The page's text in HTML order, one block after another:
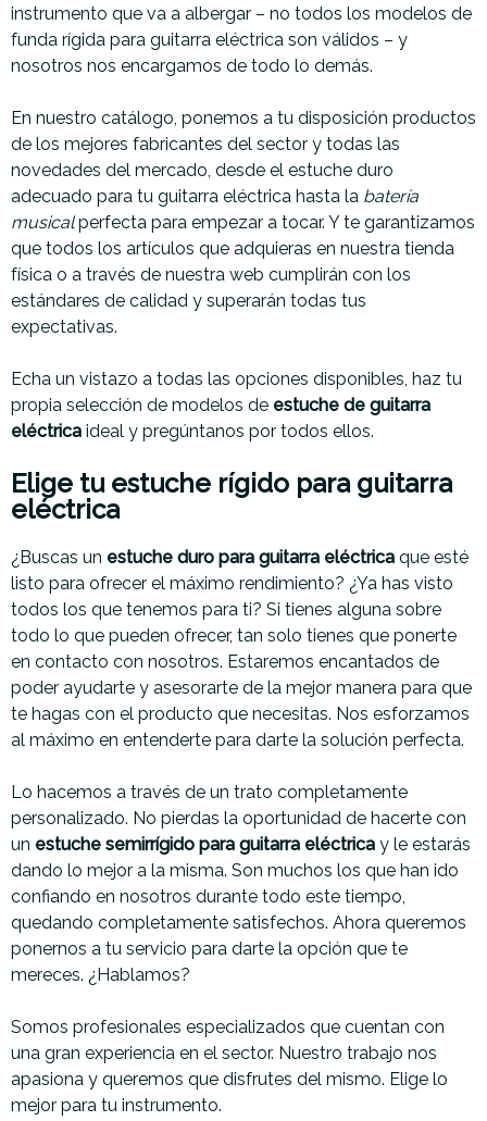
instrumento que va a albergar – no todos los modelos de
funda rígida para guitarra eléctrica son válidos – y
nosotros nos encargamos de todo lo demás.
En nuestro catálogo, ponemos a tu disposición productos
de los mejores fabricantes del sector y todas las
novedades del mercado, desde el estuche duro
adecuado para tu guitarra eléctrica hasta la batería
musicalperfecta para empezar a tocar. Y te garantizamos
que todos los artículos que adquieras en nuestra tienda
física o a través de nuestra web cumplirán con los
estándares de calidad y superarán todas tus
expectativas.
Echa un vistazo a todas las opciones disponibles, haz tu
propia selección de modelos de estuche de guitarra
eléctrica ideal y pregúntanos por todos ellos.
Elige tu estuche rígido para guitarra
eléctrica
¿Buscas un estuche duro para guitarra eléctrica que esté
listo para ofrecer el máximo rendimiento? ¿Ya has visto
todos los que tenemos para ti? Si tienes alguna sobre
todo lo que pueden ofrecer, tan solo tienes que ponerte
en contacto con nosotros. Estaremos encantados de
poder ayudarte y asesorarte de la mejor manera para que
te hagas con el producto que necesitas. Nos esforzamos
al máximo en entenderte para darte la solución perfecta.
Lo hacemos a través de un trato completamente
personalizado. No pierdas la oportunidad de hacerte con
un estuche semirrígido para guitarra eléctrica y le estarás
dando lo mejor a la misma. Son muchos los que han ido
confiando en nosotros durante todo este tiempo,
quedando completamente satisfechos. Ahora queremos
ponernos a tu servicio para darte la opción que te
mereces. ¿Hablamos?
Somos profesionales especializados que cuentan con
una gran experiencia en el sector. Nuestro trabajo nos
apasiona y queremos que disfrutes del mismo. Elige lo
mejor para tu instrumento.